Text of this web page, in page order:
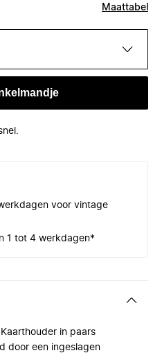
Maattabel
voor vintage
1 tot 4 werkdagen*
in paars
door een ingeslagen